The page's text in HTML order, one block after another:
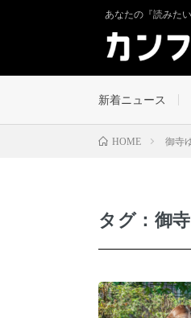
あなたの『読みた
新着ニュース
HOME 御寺
タグ：御